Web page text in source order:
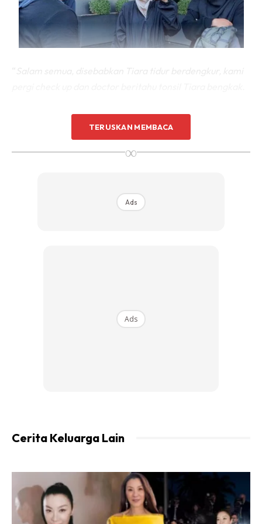
“Hari ini dia admitted hospital, Esok Tiara akan menjalani
pembedahan kecil untuk tonsil yang membesar,” tulisnya
berkongsi menerusi Instagramnya.
TERUSKAN MEMBACA
∞
Ads
Ads
Cerita Keluarga Lain